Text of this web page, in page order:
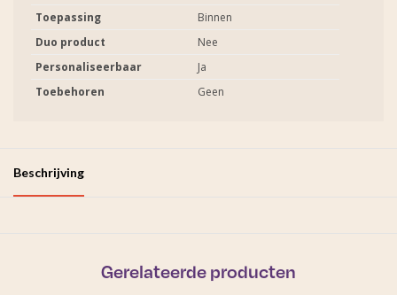
Toepassing
Binnen
Duo product
Nee
Personaliseerbaar
Ja
Toebehoren
Geen
Beschrijving
Gerelateerde producten